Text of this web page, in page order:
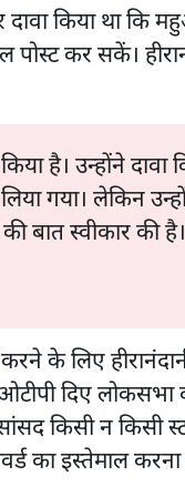
दावा किया था कि
पोस्ट कर सकें।
है। उन्होंने दावा
गया। लेकिन
बात स्वीकार की है।
के लिए
दिए
किसी न किसी
का इस्तेमाल करना